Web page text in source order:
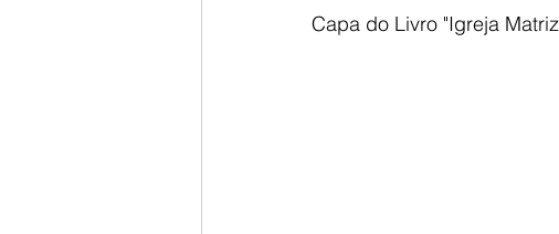
Capa do Livro "Igreja